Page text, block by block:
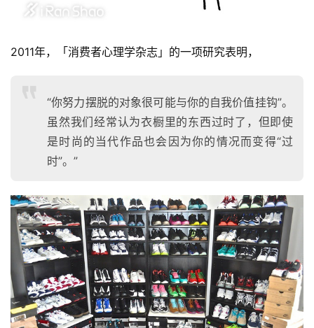
2011年，「消费者心理学杂志」的一项研究表明，
“你努力摆脱的对象很可能与你的自我价值挂钩”。
虽然我们经常认为衣橱里的东西过时了，但即使
是时尚的当代作品也会因为你的情况而变得“过
时”。”